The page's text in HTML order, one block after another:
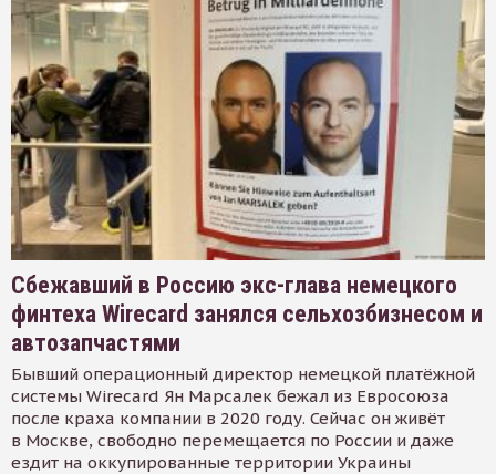
Сбежавший в Россию экс-глава немецкого
финтеха Wirecard занялся сельхозбизнесом и
автозапчастями
Бывший операционный директор немецкой платёжной
системы Wirecard Ян Марсалек бежал из Евросоюза
после краха компании в 2020 году. Сейчас он живёт
в Москве, свободно перемещается по России и даже
ездит на оккупированные территории Украины